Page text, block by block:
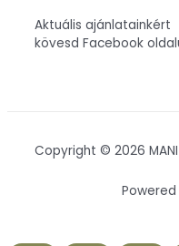
Aktuális ajánlatainkért
kövesd Facebook
Copyright © 2026
Powered